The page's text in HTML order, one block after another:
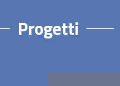
Progetti